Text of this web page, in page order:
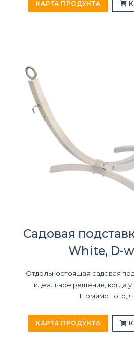
КАРТА ПРОДУКТА
Садовая
White, D-
Отдельностоящая садовая
идеальное решение, когда
Помимо того,
КАРТА ПРОДУКТА